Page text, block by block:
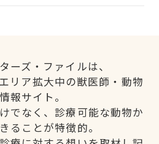
ーズ・ファイルは、
リア拡大中の獣医師・動物
報サイト。
でなく、診療可能な動物か
ることが特徴的。